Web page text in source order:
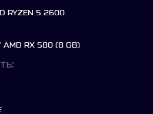
RYZEN 5 2600
AMD RX 580 (8 GB)